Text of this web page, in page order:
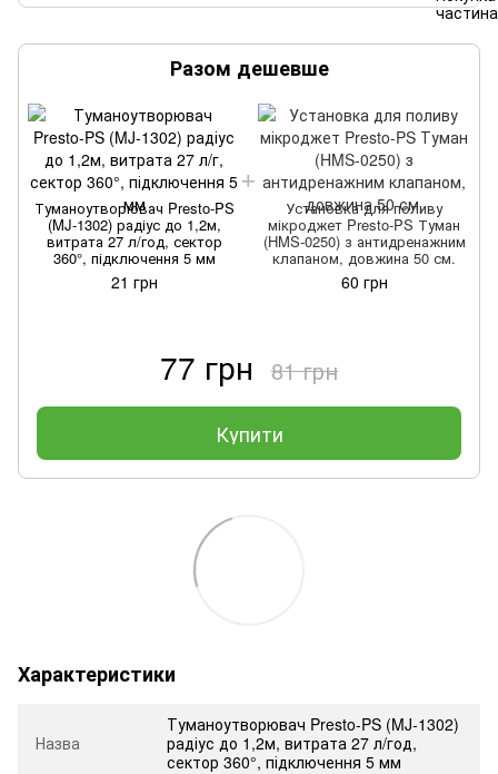
Разом дешевше
Туманоутворювач Presto-PS
(MJ-1302) радіус до 1,2м,
витрата 27 л/год, сектор
360°, підключення 5 мм
21 грн
Установка для поливу
мікроджет Presto-PS Туман
(HMS-0250) з антидренажним
клапаном, довжина 50 см.
60 грн
77 грн 81 грн
Купити
Характеристики
Назва
Туманоутворювач Presto-PS (MJ-1302)
радіус до 1,2м, витрата 27 л/год,
сектор 360°, підключення 5 мм